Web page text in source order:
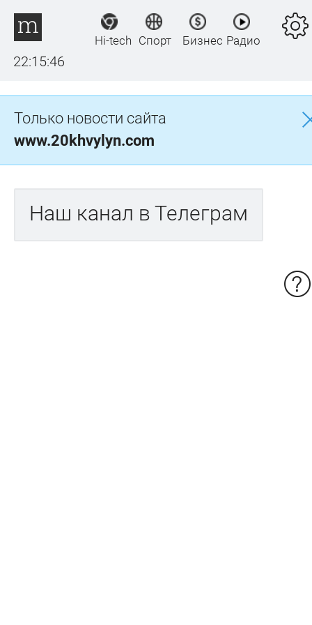
22:15:46
Hi-tech Спорт Бизнес Радио
Только новости сайта
www.20khvylyn.com
Наш канал в Телеграм